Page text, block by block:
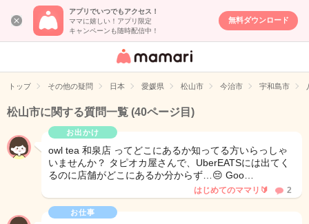
アプリでいつでもアクセス！
ママに嬉しい！アプリ限定
キャンペーンも随時配信中！
無料ダウンロード
女性専用匿名QA
イト
トップ その他の疑問 日本 愛媛県 松山市 今治市 宇和島市
松山市に関する質問一覧 (40ページ目)
お出かけ
owl tea 和泉店 ってどこにあるか知ってる方いらっしゃ
いませんか？ タピオカ屋さんで、UberEATSには出てく
るのに店舗がどこにあるか分からず…😔 Goo…
はじめてのママリ🔰 2
お仕事